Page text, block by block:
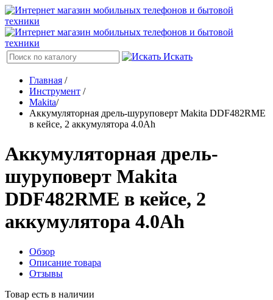
Искать
Главная /
Инструмент /
Makita/
Аккумуляторная дрель-шуруповерт Makita DDF482RME
в кейсе, 2 аккумулятора 4.0Ah
Аккумуляторная дрель-
шуруповерт Makita
DDF482RME в кейсе, 2
аккумулятора 4.0Ah
Обзор
Описание товара
Отзывы
Товар есть в наличии